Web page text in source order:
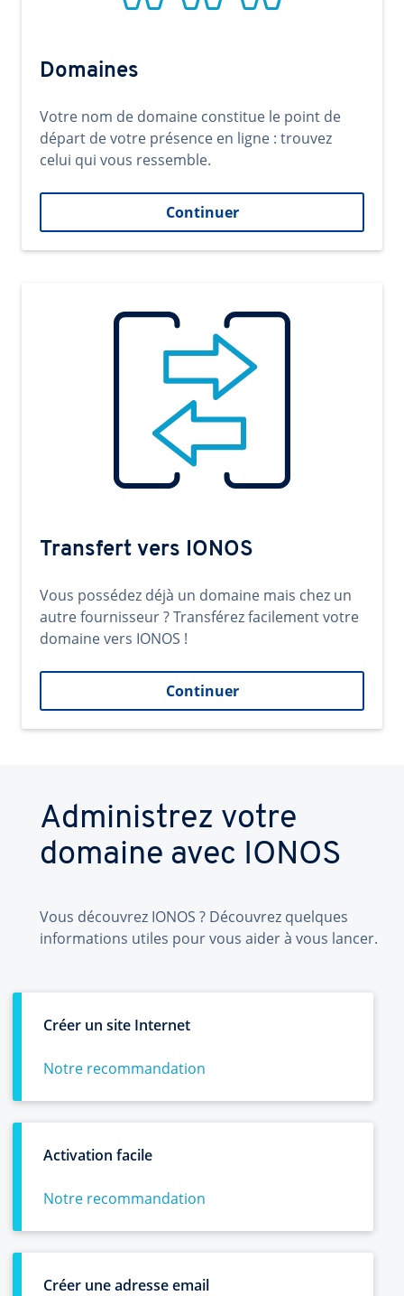
Domaines
Votre nom de domaine constitue le point de
départ de votre présence en ligne : trouvez
celui qui vous ressemble.
Continuer
Transfert vers IONOS
Vous possédez déjà un domaine mais chez un
autre fournisseur ? Transférez facilement votre
domaine vers IONOS !
Continuer
Administrez votre
domaine avec IONOS
Vous découvrez IONOS ? Découvrez quelques
informations utiles pour vous aider à vous lancer.
Créer un site Internet
Notre recommandation
Activation facile
Notre recommandation
Créer une adresse email